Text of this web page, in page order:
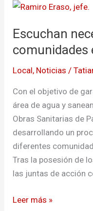
Escuchan
comunidades
Local, Noticias /
Con el objetivo de
área de agua y
Obras Sanitarias de
desarrollando un
diferentes
Tras la posesión de
las juntas de acción
Escuchan
de
las
en
Pasto
Leer más »